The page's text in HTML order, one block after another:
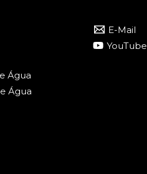
Água
Água
E-Mail
YouTube